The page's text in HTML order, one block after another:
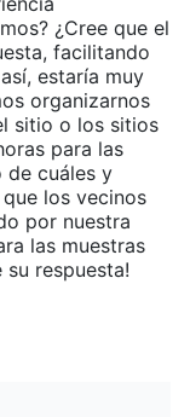
¿Cree que el
facilitando
estaría muy
organizarnos
sitio o los sitios
para las
de cuáles y
los vecinos
por nuestra
las muestras
su respuesta!